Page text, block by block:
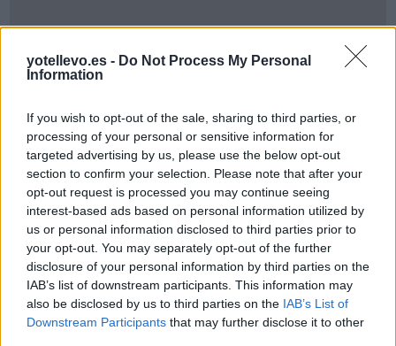
yotellevo.es - Do Not Process My Personal
Information
If you wish to opt-out of the sale, sharing to third parties, or
processing of your personal or sensitive information for
targeted advertising by us, please use the below opt-out
section to confirm your selection. Please note that after your
opt-out request is processed you may continue seeing
interest-based ads based on personal information utilized by
us or personal information disclosed to third parties prior to
your opt-out. You may separately opt-out of the further
disclosure of your personal information by third parties on the
IAB’s list of downstream participants. This information may
also be disclosed by us to third parties on the IAB’s List of
Downstream Participants that may further disclose it to other